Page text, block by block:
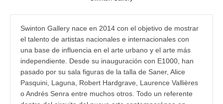
Swinton Gallery nace en 2014 con el objetivo de mostrar
el talento de artistas nacionales e internacionales con
una base de influencia en el arte urbano y el arte más
independiente. Desde su inauguración con E1000, han
pasado por su sala figuras de la talla de Saner, Alice
Pasquini, Laguna, Robert Hardgrave, Laurence Vallières
o Andrés Senra entre muchos otros. Todo un referente